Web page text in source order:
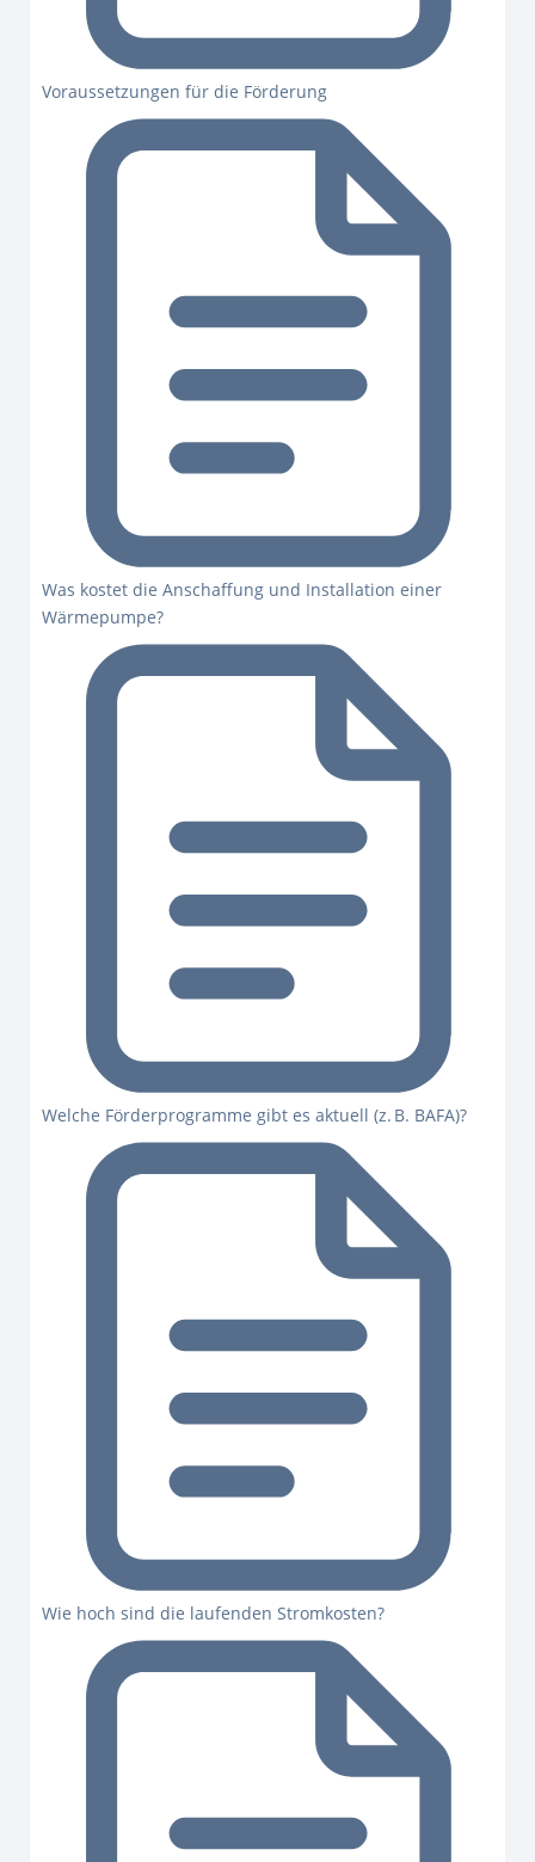
Voraussetzungen für die Förderung
Was kostet die Anschaffung und Installation einer
Wärmepumpe?
Welche Förderprogramme gibt es aktuell (z. B. BAFA)?
Wie hoch sind die laufenden Stromkosten?